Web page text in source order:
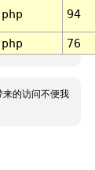
94
76
来的访问不便我